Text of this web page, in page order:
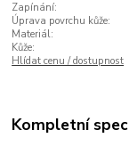
Zapínání:
Úprava povrchu kůže:
Materiál:
Kůže:
Hlídat cenu / dostupnost
Kompletní